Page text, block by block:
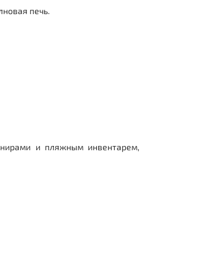
печь.
и пляжным инвентарем,